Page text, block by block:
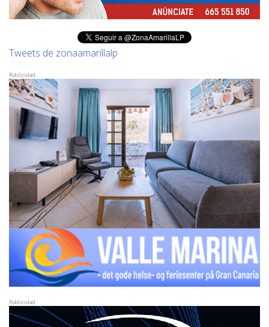
Tweets de zonaamarillalp
Publicidad
Publicidad